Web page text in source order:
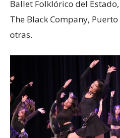
Ballet Folklórico del
The Black Company,
otras.